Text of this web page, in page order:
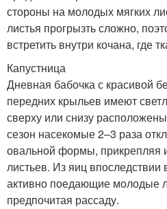
стороны на молодых мягких
листья прогрызть сложно,
встретить внутри кочана, где
Капустница
Дневная бабочка с красивой
передних крыльев имеют
сверху или снизу
сезон насекомые 2–3 раза
овальной формы, прикрепляя
листьев. Из яиц
активно поедающие молодые
предпочитая рассаду.